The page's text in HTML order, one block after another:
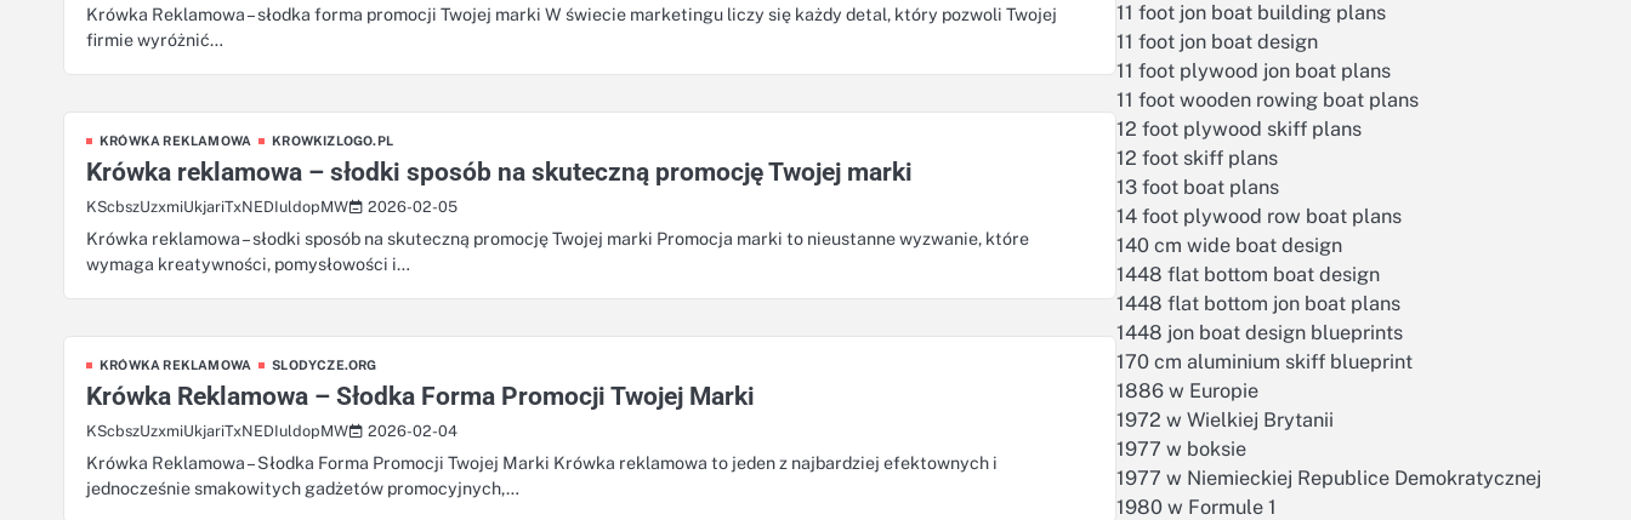
Krówka Reklamowa – słodka forma promocji Twojej marki W świecie marketingu liczy się każdy detal, który pozwoli Twojej
firmie wyróżnić…
KRÓWKA REKLAMOWA KROWKIZLOGO.PL
Krówka reklamowa – słodki sposób na skuteczną promocję Twojej marki
KScbszUzxmiUkjariTxNEDIuldopMW 2026-02-05
Krówka reklamowa – słodki sposób na skuteczną promocję Twojej marki Promocja marki to nieustanne wyzwanie, które
wymaga kreatywności, pomysłowości i…
KRÓWKA REKLAMOWA SLODYCZE.ORG
Krówka Reklamowa – Słodka Forma Promocji Twojej Marki
KScbszUzxmiUkjariTxNEDIuldopMW 2026-02-04
Krówka Reklamowa – Słodka Forma Promocji Twojej Marki Krówka reklamowa to jeden z najbardziej efektownych i
jednocześnie smakowitych gadżetów promocyjnych,…
11 foot jon boat building plans
11 foot jon boat design
11 foot plywood jon boat plans
11 foot wooden rowing boat plans
12 foot plywood skiff plans
12 foot skiff plans
13 foot boat plans
14 foot plywood row boat plans
140 cm wide boat design
1448 flat bottom boat design
1448 flat bottom jon boat plans
1448 jon boat design blueprints
170 cm aluminium skiff blueprint
1886 w Europie
1972 w Wielkiej Brytanii
1977 w boksie
1977 w Niemieckiej Republice Demokratycznej
1980 w Formule 1